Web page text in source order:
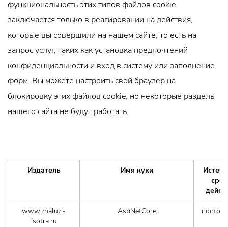
функциональность этих типов файлов cookie
заключается только в реагировании на действия,
которые вы совершили на нашем сайте, то есть на
запрос услуг, таких как установка предпочтений
конфиденциальности и вход в систему или заполнение
форм. Вы можете настроить свой браузер на
блокировку этих файлов cookie, но некоторые разделы
нашего сайта не будут работать.
Издатель Имя куки
www.zhaluzi-
isotra.ru
.AspNetCore.